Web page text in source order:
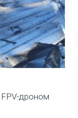
дроном